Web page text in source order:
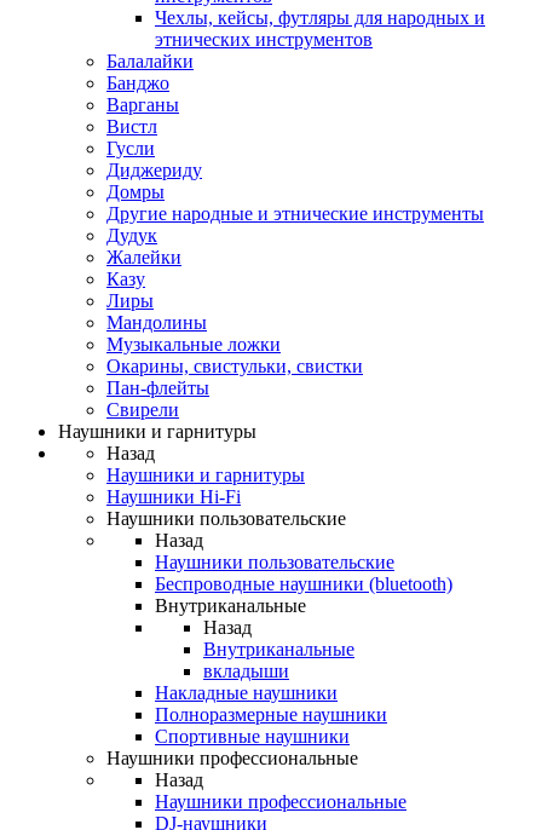
Чехлы, кейсы, футляры для народных и
этнических инструментов
Балалайки
Банджо
Варганы
Вистл
Гусли
Диджериду
Домры
Другие народные и этнические инструменты
Дудук
Жалейки
Казу
Лиры
Мандолины
Музыкальные ложки
Окарины, свистульки, свистки
Пан-флейты
Свирели
Наушники и гарнитуры
Назад
Наушники и гарнитуры
Наушники Hi-Fi
Наушники пользовательские
Назад
Наушники пользовательские
Беспроводные наушники (bluetooth)
Внутриканальные
Назад
Внутриканальные
вкладыши
Накладные наушники
Полноразмерные наушники
Спортивные наушники
Наушники профессиональные
Назад
Наушники профессиональные
DJ-наушники